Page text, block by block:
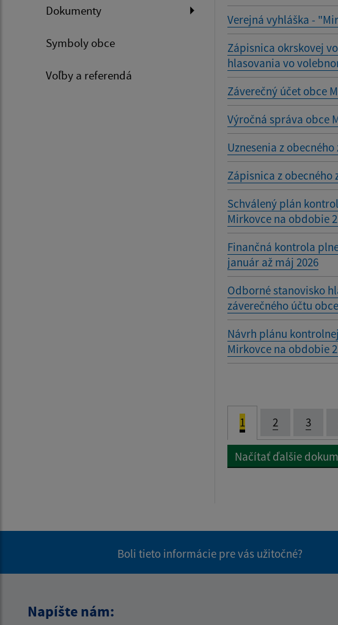
Dokumenty
Symboly obce
Voľby a referendá
Verejná vyhláška -
Zápisnica okrskovej
hlasovania vo
Záverečný účet obce
Výročná správa obce
Uznesenia z
Zápisnica z obecného
Schválený plán
Mirkovce na obdobie
Finančná kontrola
január až máj 2026
Odborné stanovisko
záverečného účtu
Návrh plánu
Mirkovce na obdobie
1 2 3
Načítať ďalšie
Boli tieto informácie pre vás užitočné?
Napíšte nám: